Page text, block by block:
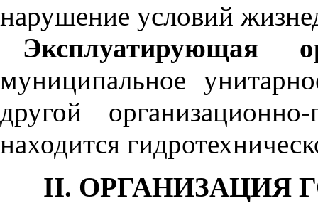
нарушение условий
Эксплуатирующая
муниципальное
другой
находится
II. ОРГАНИЗАЦИЯ